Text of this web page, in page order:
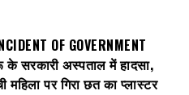
OF GOVERNMENT
सरकारी अस्पताल में हादसा,
महिला पर गिरा छत का प्लास्टर